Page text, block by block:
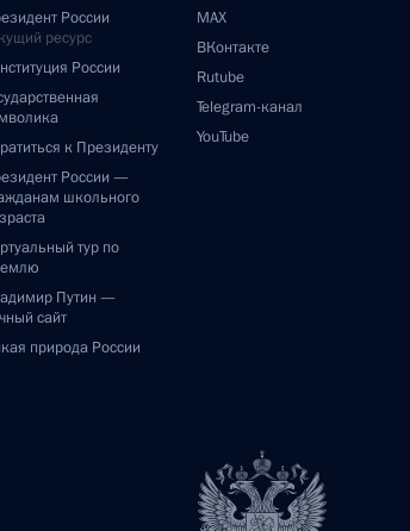
России
ресурс
России
к Президенту
России —
школьного
тур по
Путин —
сайт
природа России
MAX
ВКонтакте
Rutube
Telegram-канал
YouTube